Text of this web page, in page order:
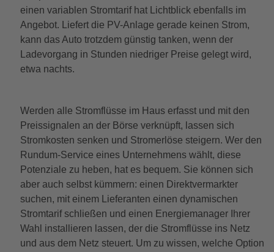
einen variablen Stromtarif hat Lichtblick ebenfalls im
Angebot. Liefert die PV-Anlage gerade keinen Strom,
kann das Auto trotzdem günstig tanken, wenn der
Ladevorgang in Stunden niedriger Preise gelegt wird,
etwa nachts.
Werden alle Stromflüsse im Haus erfasst und mit den
Preissignalen an der Börse verknüpft, lassen sich
Stromkosten senken und Stromerlöse steigern. Wer den
Rundum-Service eines Unternehmens wählt, diese
Potenziale zu heben, hat es bequem. Sie können sich
aber auch selbst kümmern: einen Direktvermarkter
suchen, mit einem Lieferanten einen dynamischen
Stromtarif schließen und einen Energiemanager Ihrer
Wahl installieren lassen, der die Stromflüsse ins Netz
und aus dem Netz steuert. Um zu wissen, welche Option